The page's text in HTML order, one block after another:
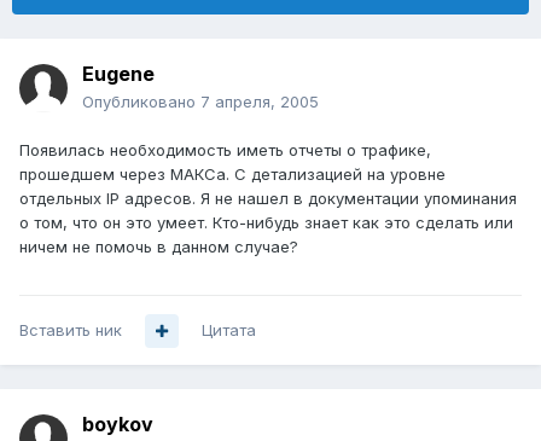
Eugene
Опубликовано 7 апреля, 2005
Появилась необходимость иметь отчеты о трафике,
прошедшем через МАКСа. С детализацией на уровне
отдельных IP адресов. Я не нашел в документации упоминания
о том, что он это умеет. Кто-нибудь знает как это сделать или
ничем не помочь в данном случае?
Вставить ник Цитата
boykov